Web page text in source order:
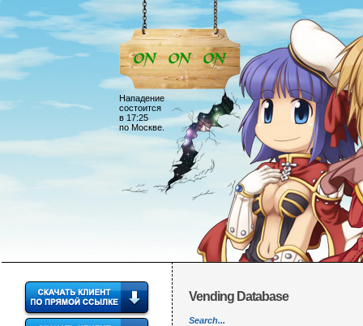
Нападение
состоится
в 17:25
по Москве.
Vending Database
Search...